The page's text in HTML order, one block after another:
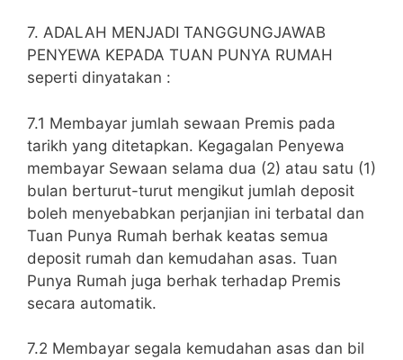
7. ADALAH MENJADI TANGGUNGJAWAB
PENYEWA KEPADA TUAN PUNYA RUMAH
seperti dinyatakan :
7.1 Membayar jumlah sewaan Premis pada
tarikh yang ditetapkan. Kegagalan Penyewa
membayar Sewaan selama dua (2) atau satu (1)
bulan berturut-turut mengikut jumlah deposit
boleh menyebabkan perjanjian ini terbatal dan
Tuan Punya Rumah berhak keatas semua
deposit rumah dan kemudahan asas. Tuan
Punya Rumah juga berhak terhadap Premis
secara automatik.
7.2 Membayar segala kemudahan asas dan bil